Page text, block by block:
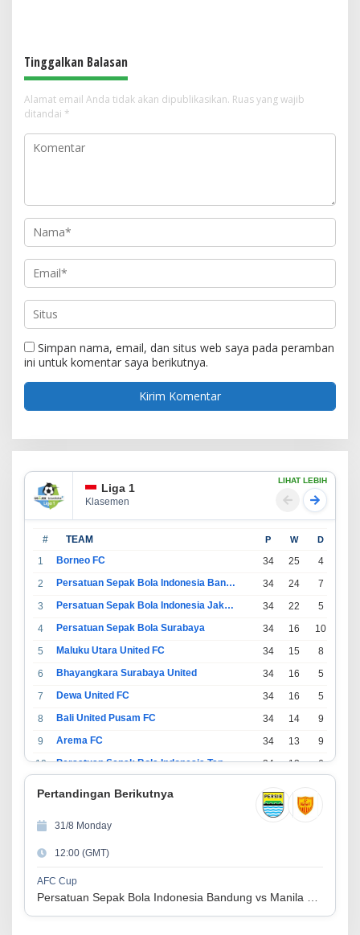
Tinggalkan Balasan
Alamat email Anda tidak akan dipublikasikan. Ruas yang wajib
ditandai *
Simpan nama, email, dan situs web saya pada peramban
ini untuk komentar saya berikutnya.
Liga 1
Klasemen
LIHAT LEBIH
# TEAM P W D
1 Borneo FC 34 25 4
2
Persatuan Sepak Bola Indonesia Bandung 34 24 7
3
Persatuan Sepak Bola Indonesia Jakarta 34 22 5
4
Persatuan Sepak Bola Surabaya 34 16 10
5
Maluku Utara United FC 34 15 8
6
Bhayangkara Surabaya United 34 16 5
7
Dewa United FC 34 16 5
8
Bali United Pusam FC 34 14 9
9
Arema FC 34 13 9
10
Persatuan Sepak Bola Indonesia Tangerang 34 13 6
34 11
13
14
Madura United FC
15
Persatuan Sepakbola Makassar
16
Persis Solo 34 8 10
Semen Padang FC
Pertandingan Berikutnya
31/8 Monday
12:00 (GMT)
AFC Cup